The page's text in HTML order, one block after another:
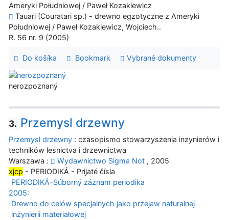
Ameryki Południowej / Paweł Kozakiewicz
Tauari (Couratari sp.) - drewno egzotyczne z Ameryki
Południowej / Paweł Kozakiewicz, Wojciech..
R. 56 nr. 9 (2005)
Do košíka Bookmark Vybrané dokumenty
nerozpoznaný
3. Przemysl drzewny
Przemysl drzewny : czasopismo stowarzyszenia inzynierów i
techników lesnictva i drzewnictwa
Warszawa :
Wydawnictwo Sigma Not , 2005
xjcp - PERIODIKÁ - Prijaté čísla
PERIODIKÁ-Súborný záznam periodika
2005:
Drewno do celów specjalnych jako przejaw naturalnej
inżynierii materiałowej